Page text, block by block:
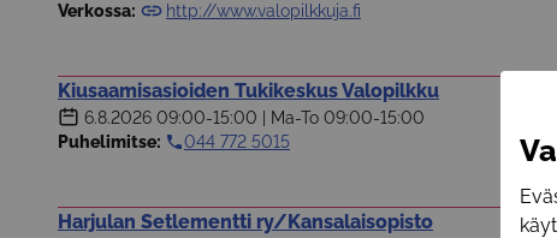
Verkossa:
http://www.valopilkkuja.fi
Kiusaamisasioiden Tukikeskus Valopilkku
6.8.2026 09:00-15:00
Ma-To 09:00-15:00
Puhelimitse:
044 772 5015
Harjulan Setlementti ry/Kansalaisopisto